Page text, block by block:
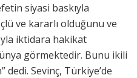
siyasi baskıyla
ve kararlı olduğunu ve
iktidara hakikat
görmektedir. Bunu ikili
Sevinç, Türkiye’de